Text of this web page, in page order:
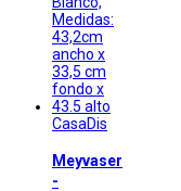
CasaDis
Meyvaser
-